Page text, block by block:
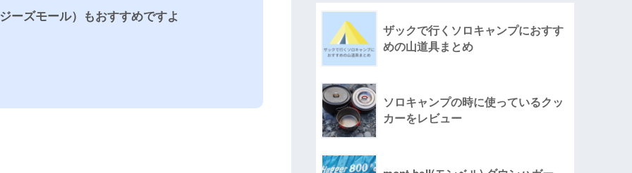
ズモール）もおすすめですよ
ザックで行くソロキャンプにおすす
めの山道具まとめ
ソロキャンプの時に使っているクッ
カーをレビュー